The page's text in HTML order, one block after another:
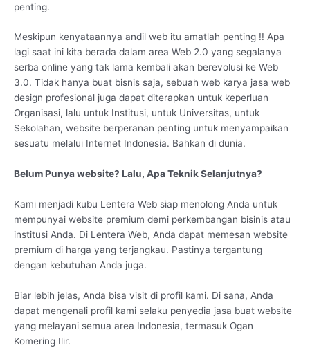
penting.
Meskipun kenyataannya andil web itu amatlah penting !! Apa
lagi saat ini kita berada dalam area Web 2.0 yang segalanya
serba online yang tak lama kembali akan berevolusi ke Web
3.0. Tidak hanya buat bisnis saja, sebuah web karya jasa web
design profesional juga dapat diterapkan untuk keperluan
Organisasi, lalu untuk Institusi, untuk Universitas, untuk
Sekolahan, website berperanan penting untuk menyampaikan
sesuatu melalui Internet Indonesia. Bahkan di dunia.
Belum Punya website? Lalu, Apa Teknik Selanjutnya?
Kami menjadi kubu Lentera Web siap menolong Anda untuk
mempunyai website premium demi perkembangan bisinis atau
institusi Anda. Di Lentera Web, Anda dapat memesan website
premium di harga yang terjangkau. Pastinya tergantung
dengan kebutuhan Anda juga.
Biar lebih jelas, Anda bisa visit di profil kami. Di sana, Anda
dapat mengenali profil kami selaku penyedia jasa buat website
yang melayani semua area Indonesia, termasuk Ogan
Komering Ilir.